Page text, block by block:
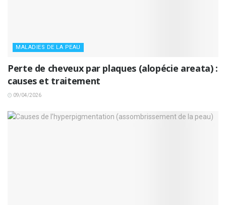
MALADIES DE LA PEAU
Perte de cheveux par plaques (alopécie areata) :
causes et traitement
09/04/2026